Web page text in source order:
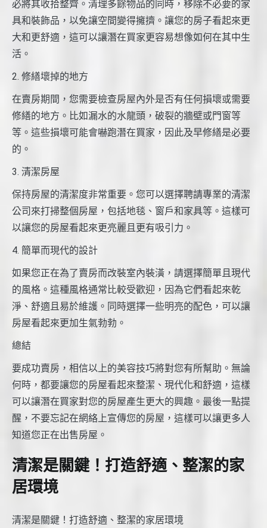
必將其收拾整齊。清理多餘物品的同時，移除不必要的家
具和裝飾品，以免讓空間變得擁擠。讓您的房子看起來更
大和更舒適，這可以讓潛在買家更容易想像如何在其中生
活。
2. 修繕壞掉的地方
在賣房期間，您需要檢查房屋內外是否有任何損壞或需要
修繕的地方。比如漏水的水龍頭，破裂的牆壁或門窗等
等。這些損壞可能會嚇跑潛在買家，因此及早修繕是必要
的。
3. 清潔房屋
保持房屋的清潔度非常重要。您可以選擇聘請專業的清潔
公司來打掃整個房屋，包括地毯、窗戶和家具等。這樣可
以讓您的房屋看起來更亮麗且更有吸引力。
4. 簡單而現代的設計
如果您正在為了賣房而改裝室內裝潢，請選擇簡單且現代
的風格。這種風格通常比較受歡迎，因為它們看起來乾
淨、舒適且易於維護。同時選擇一些明亮的配色，可以讓
房屋看起來更加生氣勃勃。
總結
要成功賣房，相信以上的美容技巧將對您有所幫助。無論
何時，都要讓您的房屋看起來整潔、現代化和舒適，這樣
可以讓潛在買家對您的房屋產生更大的興趣。最後一點提
醒，不要忘記在網絡上宣傳您的房屋，這樣可以讓更多人
知道您正在出售房屋。
清潔是關鍵！打造舒適、整潔的家
居環境
清潔是關鍵！打造舒適、整潔的家居環境